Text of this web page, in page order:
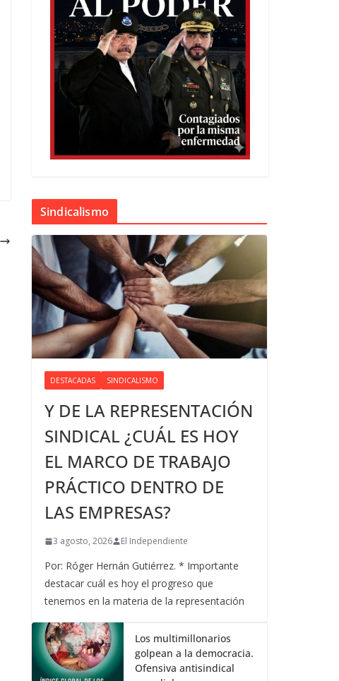
Sindicalismo
DESTACADAS SINDICALISMO
Y DE LA REPRESENTACIÓN
SINDICAL ¿CUÁL ES HOY
EL MARCO DE TRABAJO
PRÁCTICO DENTRO DE
LAS EMPRESAS?
3 agosto, 2026 El Independiente
Por: Róger Hernán Gutiérrez. * Importante
destacar cuál es hoy el progreso que
tenemos en la materia de la representación
Los multimillonarios
golpean a la democracia.
Ofensiva antisindical